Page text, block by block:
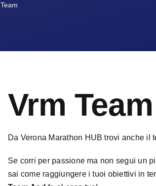
Team
Vrm
Da Verona Marathon HUB trovi anche il
Se corri per passione ma non segui un
sai come raggiungere i tuoi obiettivi in